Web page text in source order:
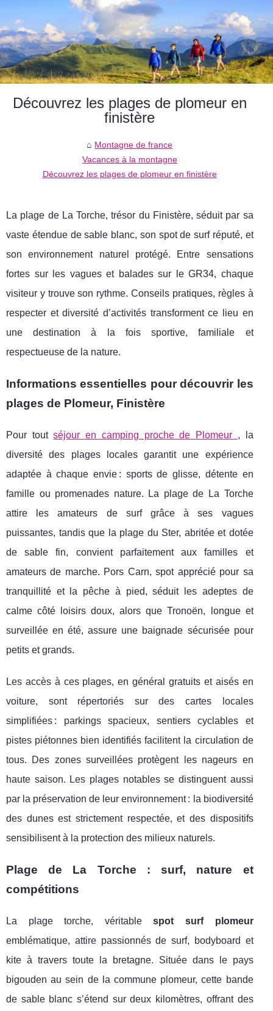
Découvrez les plages de plomeur en
finistère
Montagne de france
Vacances à la montagne
Découvrez les plages de plomeur en finistère
La plage de La Torche, trésor du Finistère, séduit par sa
vaste étendue de sable blanc, son spot de surf réputé, et
son environnement naturel protégé. Entre sensations
fortes sur les vagues et balades sur le GR34, chaque
visiteur y trouve son rythme. Conseils pratiques, règles à
respecter et diversité d’activités transforment ce lieu en
une destination à la fois sportive, familiale et
respectueuse de la nature.
Informations essentielles pour découvrir les
plages de Plomeur, Finistère
Pour toutséjour en camping proche de Plomeur , la
diversité des plages locales garantit une expérience
adaptée à chaque envie : sports de glisse, détente en
famille ou promenades nature. La plage de La Torche
attire les amateurs de surf grâce à ses vagues
puissantes, tandis que la plage du Ster, abritée et dotée
de sable fin, convient parfaitement aux familles et
amateurs de marche. Pors Carn, spot apprécié pour sa
tranquillité et la pêche à pied, séduit les adeptes de
calme côté loisirs doux, alors que Tronoën, longue et
surveillée en été, assure une baignade sécurisée pour
petits et grands.
Les accès à ces plages, en général gratuits et aisés en
voiture, sont répertoriés sur des cartes locales
simplifiées : parkings spacieux, sentiers cyclables et
pistes piétonnes bien identifiés facilitent la circulation de
tous. Des zones surveillées protègent les nageurs en
haute saison. Les plages notables se distinguent aussi
par la préservation de leur environnement : la biodiversité
des dunes est strictement respectée, et des dispositifs
sensibilisent à la protection des milieux naturels.
Plage de La Torche : surf, nature et
compétitions
La plage torche, véritablespot surf plomeur
emblématique, attire passionnés de surf, bodyboard et
kite à travers toute la bretagne. Située dans le pays
bigouden au sein de la commune plomeur, cette bande
de sable blanc s’étend sur deux kilomètres, offrant des